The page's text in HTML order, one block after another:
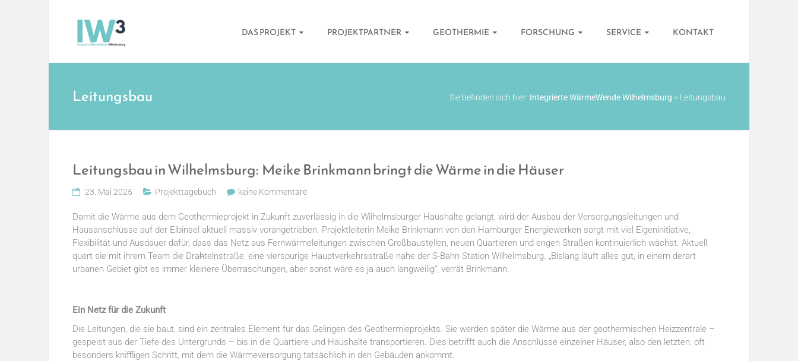
Integrierte
WärmeWende
DAS PROJEKT PROJEKTPARTNER GEOTHERMIE FORSCHUNG SERVICE KONTAKT
Leitungsbau Sie befinden sich hier: Integrierte WärmeWende Wilhelmsburg > Leitungsbau
Leitungsbau in Wilhelmsburg: Meike Brinkmann bringt die Wärme in die Häuser
23. Mai 2025 Projekttagebuch keine Kommentare
Damit die Wärme aus dem Geothermieprojekt in Zukunft zuverlässig in die Wilhelmsburger Haushalte gelangt, wird der Ausbau der Versorgungsleitungen und
Hausanschlüsse auf der Elbinsel aktuell massiv vorangetrieben. Projektleiterin Meike Brinkmann von den Hamburger Energiewerken sorgt mit viel Eigeninitiative,
Flexibilität und Ausdauer dafür, dass das Netz aus Fernwärmeleitungen zwischen Großbaustellen, neuen Quartieren und engen Straßen kontinuierlich wächst. Aktuell
quert sie mit ihrem Team die Drahtelnstraße, eine vierspurige Hauptverkehrsstraße nahe der S-Bahn Station Wilhelmsburg. „Bislang läuft alles gut, in einem derart
urbanen Gebiet gibt es immer kleinere Überraschungen, aber sonst wäre es ja auch langweilig“, verrät Brinkmann.
Ein Netz für die Zukunft
Die Leitungen, die sie baut, sind ein zentrales Element für das Gelingen des Geothermieprojekts. Sie werden später die Wärme aus der geothermischen Heizzentrale –
gespeist aus der Tiefe des Untergrunds – bis in die Quartiere und Haushalte transportieren. Dies betrifft auch die Anschlüsse einzelner Häuser, also den letzten, oft
besonders kniffligen Schritt, mit dem die Wärmeversorgung tatsächlich in den Gebäuden ankommt.